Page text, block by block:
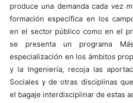
produce una demanda cada vez
formación específica en los
en el sector público como en el
se presenta un programa
especialización en los ámbitos
y la Ingeniería, recoja las
Sociales y de otras disciplinas
el bagaje interdisciplinar de estas